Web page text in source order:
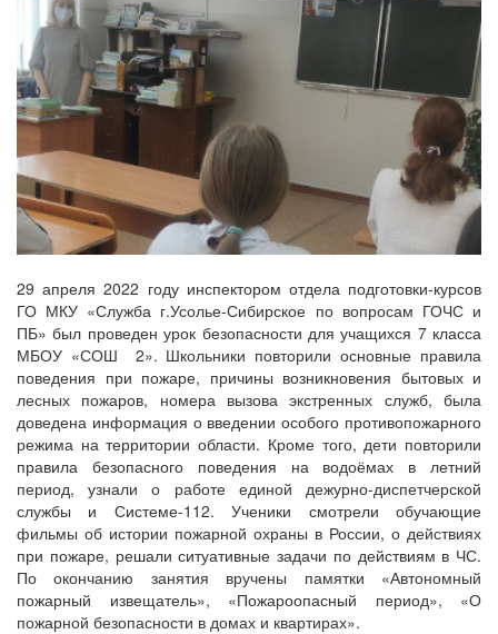
29 апреля 2022 году инспектором отдела подготовки-курсов
ГО МКУ «Служба г.Усолье-Сибирское по вопросам ГОЧС и
ПБ» был проведен урок безопасности для учащихся 7 класса
МБОУ «СОШ 2». Школьники повторили основные правила
поведения при пожаре, причины возникновения бытовых и
лесных пожаров, номера вызова экстренных служб, была
доведена информация о введении особого противопожарного
режима на территории области. Кроме того, дети повторили
правила безопасного поведения на водоёмах в летний
период, узнали о работе единой дежурно-диспетчерской
службы и Системе-112. Ученики смотрели обучающие
фильмы об истории пожарной охраны в России, о действиях
при пожаре, решали ситуативные задачи по действиям в ЧС.
По окончанию занятия вручены памятки «Автономный
пожарный извещатель», «Пожароопасный период», «О
пожарной безопасности в домах и квартирах».